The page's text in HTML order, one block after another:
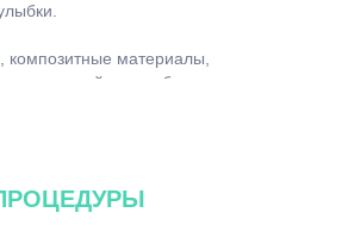
композитные материалы,
свой цвет и будут